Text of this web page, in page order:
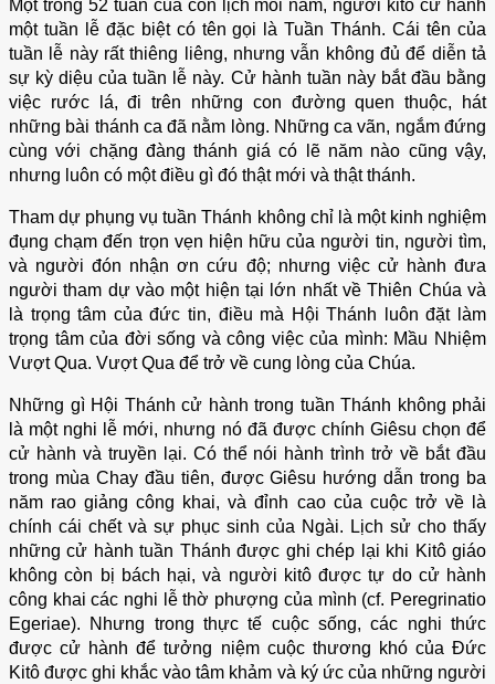
Sứ Vụ
GIÁO HUẤN
XÃ HỘI
ĐẠI KẾT – ĐỐI THOẠI LIÊN TÔN
Chuyên Đề
SUY NIỆM LỜI CHÚA
TRIẾT HỌC
THẦN HỌC
SUY TƯ
CHUYÊN ĐỀ XÃ HỘI
Thư Viện
GIẢI TRÍ
TÀI LIỆU HỘI DÒNG
Liên lạc
Một trong 52 tuần của con lịch mỗi năm, người kitô cử hành
một tuần lễ đặc biệt có tên gọi là Tuần Thánh. Cái tên của
tuần lễ này rất thiêng liêng, nhưng vẫn không đủ để diễn tả
sự kỳ diệu của tuần lễ này. Cử hành tuần này bắt đầu bằng
việc rước lá, đi trên những con đường quen thuộc, hát
những bài thánh ca đã nằm lòng. Những ca vãn, ngắm đứng
cùng với chặng đàng thánh giá có lẽ năm nào cũng vậy,
nhưng luôn có một điều gì đó thật mới và thật thánh.
Tham dự phụng vụ tuần Thánh không chỉ là một kinh nghiệm
đụng chạm đến trọn vẹn hiện hữu của người tin, người tìm,
và người đón nhận ơn cứu độ; nhưng việc cử hành đưa
người tham dự vào một hiện tại lớn nhất về Thiên Chúa và
là trọng tâm của đức tin, điều mà Hội Thánh luôn đặt làm
trọng tâm của đời sống và công việc của mình: Mầu Nhiệm
Vượt Qua. Vượt Qua để trở về cung lòng của Chúa.
Những gì Hội Thánh cử hành trong tuần Thánh không phải
là một nghi lễ mới, nhưng nó đã được chính Giêsu chọn để
cử hành và truyền lại. Có thể nói hành trình trở về bắt đầu
trong mùa Chay đầu tiên, được Giêsu hướng dẫn trong ba
năm rao giảng công khai, và đỉnh cao của cuộc trở về là
chính cái chết và sự phục sinh của Ngài. Lịch sử cho thấy
những cử hành tuần Thánh được ghi chép lại khi Kitô giáo
không còn bị bách hại, và người kitô được tự do cử hành
công khai các nghi lễ thờ phượng của mình (cf. Peregrinatio
Egeriae). Nhưng trong thực tế cuộc sống, các nghi thức
được cử hành để tưởng niệm cuộc thương khó của Đức
Kitô được ghi khắc vào tâm khảm và ký ức của những người